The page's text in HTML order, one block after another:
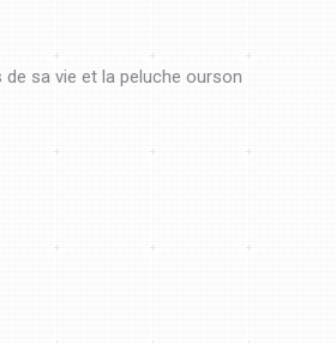
sa vie et la peluche ourson